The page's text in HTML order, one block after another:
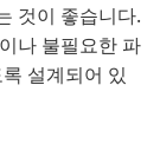
것이 좋습니다.
나 불필요한 파
설계되어 있